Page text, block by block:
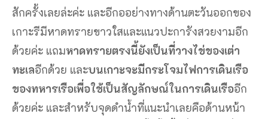
สักครั้งเลยล่ะค่ะ และอีกออย่างทางด้านตะวันออกของ
เกาะรีมีหาดทรายขาวใสและแนวปะการังสวยงามอีก
ด้วยค่ะ แถมหาดทรายตรงนี้ยังเป็นที่วางไข่ของเต่า
ทะเลอีกด้วย และบนเกาะจะมีกระโจมไฟการเดินเรือ
ของทหารเรือเพื่อใช้เป็นสัญลักษณ์ในการเดินเรืออีก
ด้วยค่ะ และสำหรับจุดดำน้ำที่แนะนำเลยคือด้านหน้า